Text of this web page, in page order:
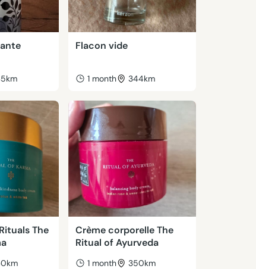
Flacon vide
1 month 344km
The
Crème corporelle The
Ritual of Ayurveda
1 month 350km